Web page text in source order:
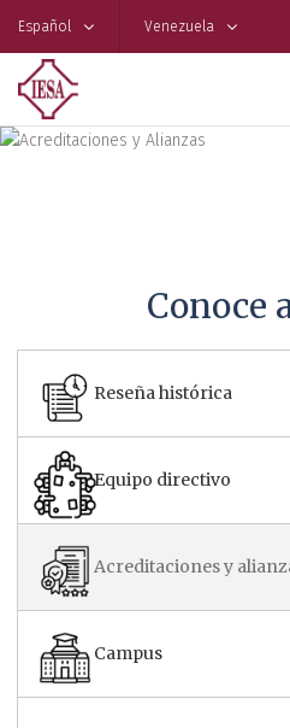
Español Venezuela
Conoce
Reseña histórica
Equipo directivo
Acreditaciones y
Campus